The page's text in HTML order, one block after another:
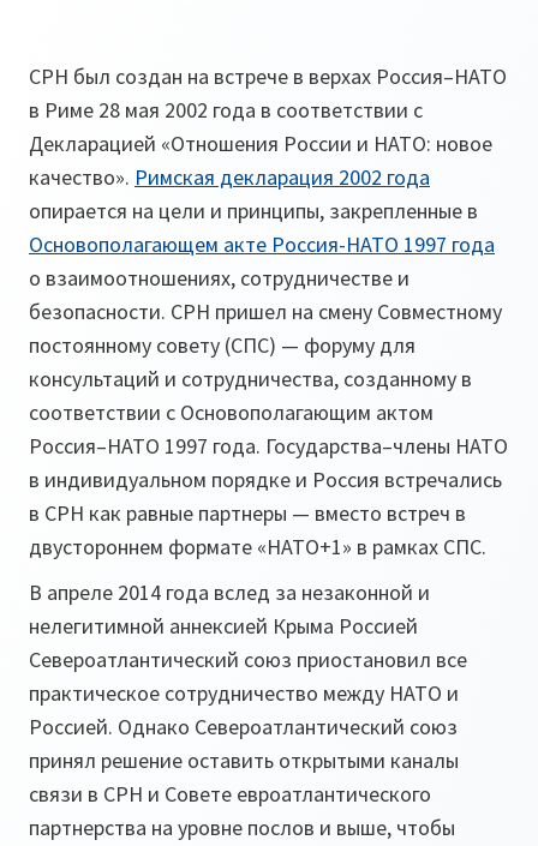
СРН был создан на встрече в верхах Россия–НАТО
в Риме 28 мая 2002 года в соответствии с
Декларацией «Отношения России и НАТО: новое
качество». Римская декларация 2002 года
опирается на цели и принципы, закрепленные в
Основополагающем акте Россия-НАТО 1997 года
о взаимоотношениях, сотрудничестве и
безопасности. СРН пришел на смену Совместному
постоянному совету (СПС) — форуму для
консультаций и сотрудничества, созданному в
соответствии с Основополагающим актом
Россия–НАТО 1997 года. Государства–члены НАТО
в индивидуальном порядке и Россия встречались
в СРН как равные партнеры — вместо встреч в
двустороннем формате «НАТО+1» в рамках СПС.
В апреле 2014 года вслед за незаконной и
нелегитимной аннексией Крыма Россией
Североатлантический союз приостановил все
практическое сотрудничество между НАТО и
Россией. Однако Североатлантический союз
принял решение оставить открытыми каналы
связи в СРН и Совете евроатлантического
партнерства на уровне послов и выше, чтобы